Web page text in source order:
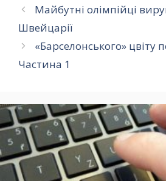
Майбутні олімпійці
Швейцарії
«Барселонського» цвіту
Частина 1